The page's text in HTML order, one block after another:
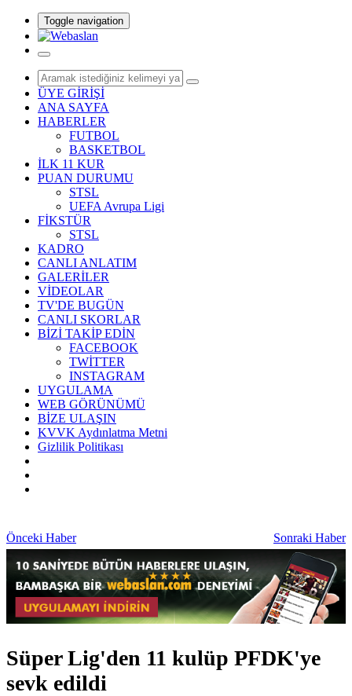
Toggle navigation
ÜYE GİRİŞİ
ANA SAYFA
HABERLER
FUTBOL
BASKETBOL
İLK 11 KUR
PUAN DURUMU
STSL
UEFA Avrupa Ligi
FİKSTÜR
STSL
KADRO
CANLI ANLATIM
GALERİLER
VİDEOLAR
TV'DE BUGÜN
CANLI SKORLAR
BİZİ TAKİP EDİN
FACEBOOK
TWİTTER
INSTAGRAM
UYGULAMA
WEB GÖRÜNÜMÜ
BİZE ULAŞIN
KVVK Aydınlatma Metni
Gizlilik Politikası
Önceki Haber Sonraki Haber
Süper Lig'den 11 kulüp PFDK'ye
sevk edildi